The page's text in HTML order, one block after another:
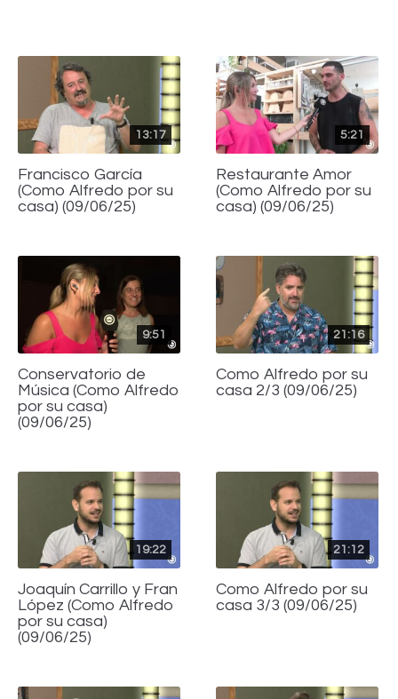
13:17
Francisco García
(Como Alfredo por su
casa) (09/06/25)
5:21
Restaurante Amor
(Como Alfredo por su
casa) (09/06/25)
9:51
Conservatorio de
Música (Como Alfredo
por su casa)
(09/06/25)
21:16
Como Alfredo por su
casa 2/3 (09/06/25)
19:22
Joaquín Carrillo y Fran
López (Como Alfredo
por su casa)
(09/06/25)
21:12
Como Alfredo por su
casa 3/3 (09/06/25)